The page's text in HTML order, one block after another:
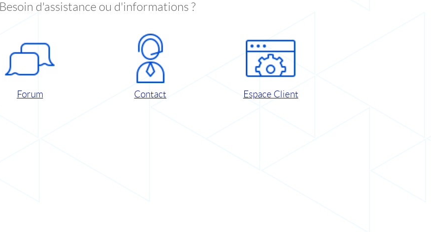
Besoin d'assistance ou d'informations ?
Forum Contact Espace Client